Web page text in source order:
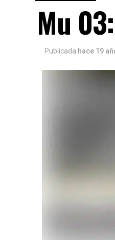
Mu
Publicada hace 19